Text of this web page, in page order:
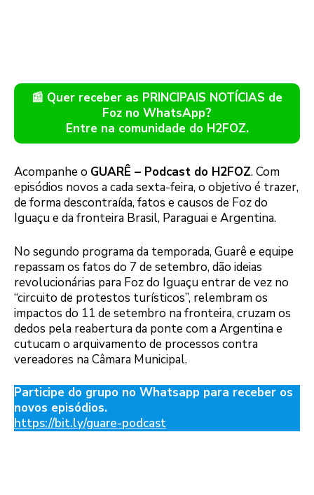
📰 Quer receber as PRINCIPAIS NOTÍCIAS de
Foz no WhatsApp?
Entre na comunidade do H2FOZ.
Acompanhe o GUARÊ – Podcast do H2FOZ. Com
episódios novos a cada sexta-feira, o objetivo é trazer,
de forma descontraída, fatos e causos de Foz do
Iguaçu e da fronteira Brasil, Paraguai e Argentina.
No segundo programa da temporada, Guarê e equipe
repassam os fatos do 7 de setembro, dão ideias
revolucionárias para Foz do Iguaçu entrar de vez no
“circuito de protestos turísticos”, relembram os
impactos do 11 de setembro na fronteira, cruzam os
dedos pela reabertura da ponte com a Argentina e
cutucam o arquivamento de processos contra
vereadores na Câmara Municipal.
Participe do grupo no Whatsapp para receber os
novos episódios.
https://bit.ly/guare-podcast